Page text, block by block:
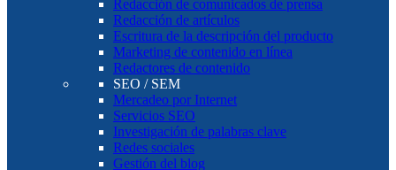
Redacción de comunicados de prensa
Redacción de artículos
Escritura de la descripción del producto
Marketing de contenido en línea
Redactores de contenido
SEO / SEM
Mercadeo por Internet
Servicios SEO
Investigación de palabras clave
Redes sociales
Gestión del blog